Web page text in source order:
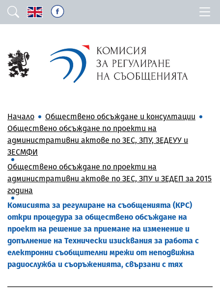
Начало
Обществено обсъждане и консултации
Обществено обсъждане по проекти на
административни актове по ЗЕС, ЗПУ, ЗЕДЕУУ и
ЗЕСМФИ
Обществено обсъждане по проекти на
административни актове по ЗЕС, ЗПУ и ЗЕДЕП за 2015
година
Комисията за регулиране на съобщенията (КРС)
откри процедура за обществено обсъждане на
проект на решение за приемане на изменение и
допълнение на Технически изисквания за работа с
електронни съобщителни мрежи от неподвижна
радиослужба и съоръженията, свързани с тях